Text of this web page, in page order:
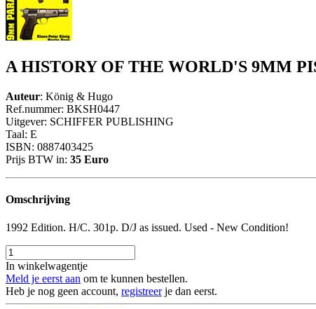
A HISTORY OF THE WORLD'S 9MM
Auteur: König & Hugo
Ref.nummer: BKSH0447
Uitgever: SCHIFFER PUBLISHING
Taal: E
ISBN: 0887403425
Prijs BTW in: 35 Euro
Omschrijving
1992 Edition. H/C. 301p. D/J as issued. Used - New Condition!
In winkelwagentje
Meld je eerst aan om te kunnen bestellen.
Heb je nog geen account, registreerje dan eerst.